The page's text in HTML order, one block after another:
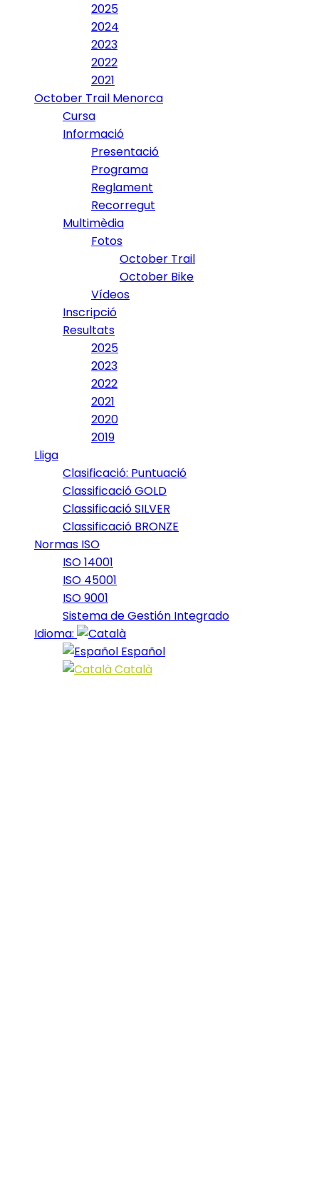
2025
2024
2023
2022
2021
October Trail Menorca
Cursa
Informació
Presentació
Programa
Reglament
Recorregut
Multimèdia
Fotos
October Trail
October Bike
Vídeos
Inscripció
Resultats
2025
2023
2022
2021
2020
2019
Lliga
Clasificació: Puntuació
Classificació GOLD
Classificació SILVER
Classificació BRONZE
Normas ISO
ISO 14001
ISO 45001
ISO 9001
Sistema de Gestión Integrado
Idioma:
Español
Català